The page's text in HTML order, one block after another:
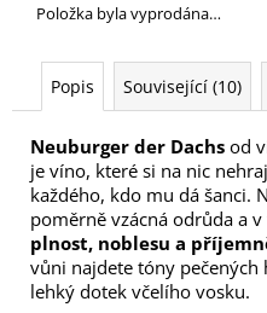
Položka byla vyprodána…
Popis Související (10)
Neuburger der Dachs od
je víno, které si na nic
každého, kdo mu dá šanci.
poměrně vzácná odrůda a
plnost, noblesu a
vůni najdete tóny
lehký dotek včelího vosku.